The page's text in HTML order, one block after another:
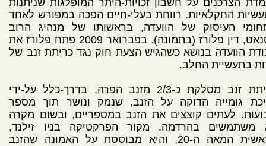
הצרכנים על חשבון זכויות-היתר המופלגות שניתנות
החקלאיות. רווחת בעלי-חיים הפכה במפורש לאחד
העיסוק של הוועדה, בראשותו של מנהיג הרוב
בסנאט, דין פלורז (בתמונה). בפברואר 2009 פתח פלורז את
הוועדה בנושא כשהגיש הצעת חוק נגד כריתת זנב של
בתעשיית החלב.
כריתת זנב מסלקת כ-2/3 מזנב הפרה, בדרך-כלל על-ידי
גומייה הדוקה על הזנב, שנמק ונושר תוך מספר
לעתים קוצצים את הזנב במספריים, ובשום מקרה
משתמשים בהרדמה. מקור הפרקטיקה בניו זילנד,
בראשית המאה ה-20, והיא מבוססת על האמונה שהזנב